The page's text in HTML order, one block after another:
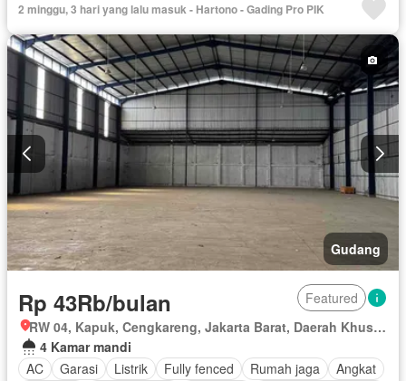
2 minggu, 3 hari yang lalu masuk - Hartono - Gading Pro PIK
Gudang
Rp 43Rb/bulan
Featured
RW 04, Kapuk, Cengkareng, Jakarta Barat, Daerah Khusus Ibukota Jakarta
4 Kamar mandi
AC
Garasi Listrik Fully fenced Rumah jaga
Angkat